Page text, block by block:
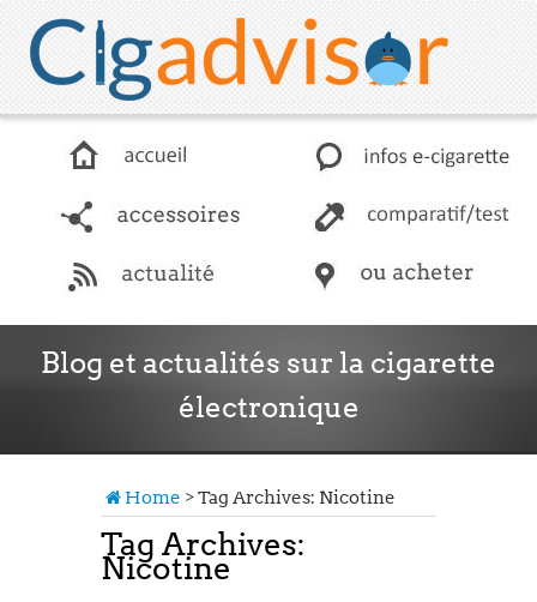
accessoires
comparatif / test
boutiques
Blog et actualités sur la cigarette
électronique
Home >Tag Archives: Nicotine
Tag Archives:
Nicotine